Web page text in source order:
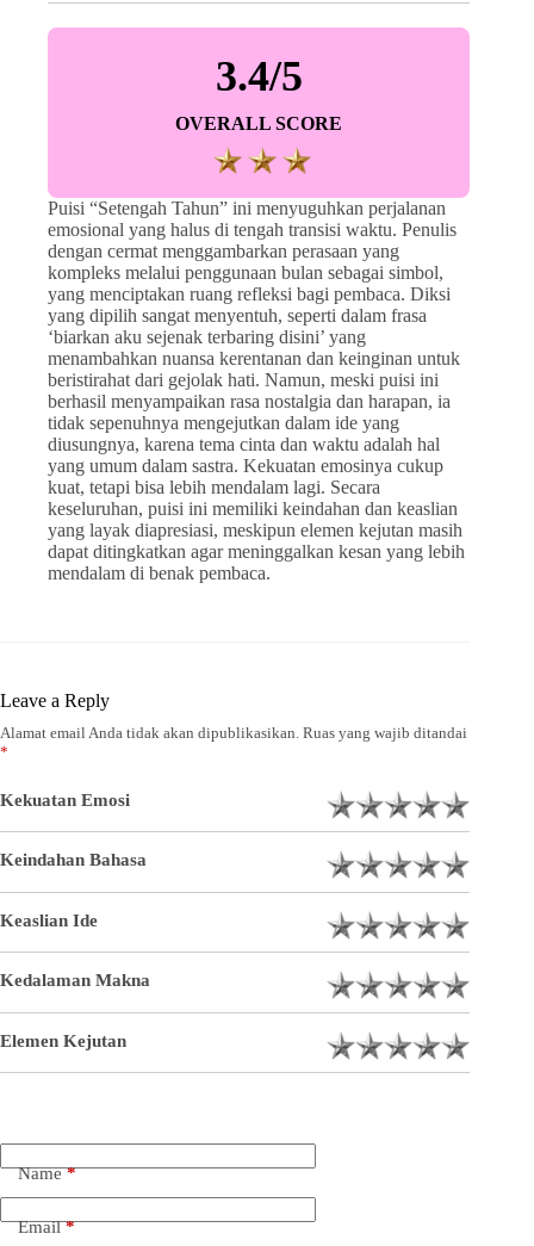
3.4/5
OVERALL SCORE
Puisi “Setengah Tahun” ini menyuguhkan perjalanan
emosional yang halus di tengah transisi waktu. Penulis
dengan cermat menggambarkan perasaan yang
kompleks melalui penggunaan bulan sebagai simbol,
yang menciptakan ruang refleksi bagi pembaca. Diksi
yang dipilih sangat menyentuh, seperti dalam frasa
‘biarkan aku sejenak terbaring disini’ yang
menambahkan nuansa kerentanan dan keinginan untuk
beristirahat dari gejolak hati. Namun, meski puisi ini
berhasil menyampaikan rasa nostalgia dan harapan, ia
tidak sepenuhnya mengejutkan dalam ide yang
diusungnya, karena tema cinta dan waktu adalah hal
yang umum dalam sastra. Kekuatan emosinya cukup
kuat, tetapi bisa lebih mendalam lagi. Secara
keseluruhan, puisi ini memiliki keindahan dan keaslian
yang layak diapresiasi, meskipun elemen kejutan masih
dapat ditingkatkan agar meninggalkan kesan yang lebih
mendalam di benak pembaca.
Leave a Reply
Alamat email Anda tidak akan dipublikasikan. Ruas yang wajib ditandai
*
Kekuatan Emosi
Keindahan Bahasa
Keaslian Ide
Kedalaman Makna
Elemen Kejutan
Name*
Email*